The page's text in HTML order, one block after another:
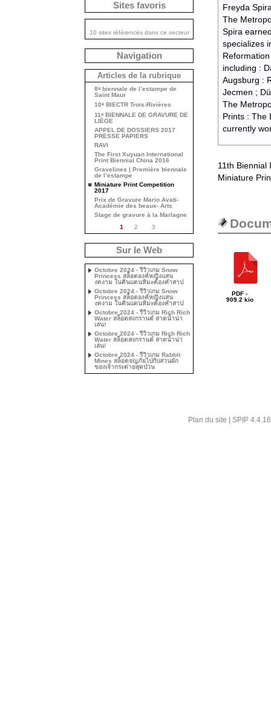
Freyda
The
Spira
specializes
including :
Augsburg :
Jecmen ;
The
Prints : The
currently
11th Biennial
Miniature
PDF -
909.2 kio
Sites favoris
10 sites référencés dans ce secteur
Navigation
Articles de la rubrique
8e biennale de l’estampe de
Saint Maur
10e BIECTR Trois-Rivières
11 e BIENNALE DE GRAVURE DE
LIÈGE
APPEL DE DOSSIERS 2017
PRESSE PAPIERS
RAVI
The First Xuyuan International
Print Biennial China 2016
Gravelines | Première biennale
de l’estampe
Miniature Print Competition
2017
Prix de Gravure Mario Avati-
Académie des beaux- Arts
Stage de gravure à la Marlagne
1
2 3
Sur le Web
Octobre 2024 - รีวิวเกม Snow
Princess สล็อตองค์หญิงแสน
งดงาม ในดินแดนหิมะต้องคำสาป
Octobre 2024 - รีวิวเกม Snow
Princess สล็อตองค์หญิงแสน
งดงาม ในดินแดนหิมะต้องคำสาป
Octobre 2024 - รีวิวเกม Rich Rich
Water สล็อตสงกรานต์ สาดน้ำน่า
เล่น!
Octobre 2024 - รีวิวเกม Rich Rich
Water สล็อตสงกรานต์ สาดน้ำน่า
เล่น!
Octobre 2024 - รีวิวเกม Rabbit
Mines สล็อตจญภัยไปกับสวนผัก
ของเจ้ากระต่ายสุดป่วน
Plan du site | SPIP 4.4.16